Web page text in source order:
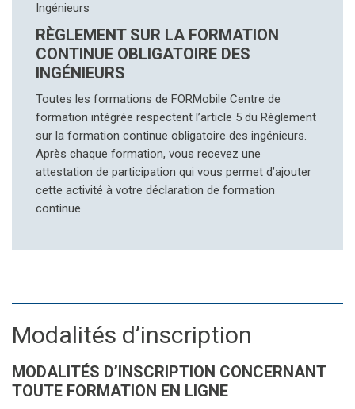
Ingénieurs
RÈGLEMENT SUR LA FORMATION
CONTINUE OBLIGATOIRE DES
INGÉNIEURS
Toutes les formations de FORMobile Centre de
formation intégrée respectent l’article 5 du Règlement
sur la formation continue obligatoire des ingénieurs.
Après chaque formation, vous recevez une
attestation de participation qui vous permet d’ajouter
cette activité à votre déclaration de formation
continue.
Modalités d’inscription
MODALITÉS D’INSCRIPTION CONCERNANT
TOUTE FORMATION EN LIGNE